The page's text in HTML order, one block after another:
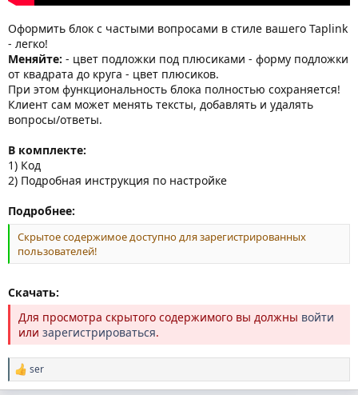
Оформить блок с частыми вопросами в стиле вашего Taplink
- легко!
Меняйте: - цвет подложки под плюсиками - форму подложки
от квадрата до круга - цвет плюсиков.
При этом функциональность блока полностью сохраняется!
Клиент сам может менять тексты, добавлять и удалять
вопросы/ответы.
В комплекте:
1) Код
2) Подробная инструкция по настройке
Подробнее:
Скрытое содержимое доступно для зарегистрированных
пользователей!
Скачать:
Для просмотра скрытого содержимого вы должны войти
или зарегистрироваться.
Р
е
ser